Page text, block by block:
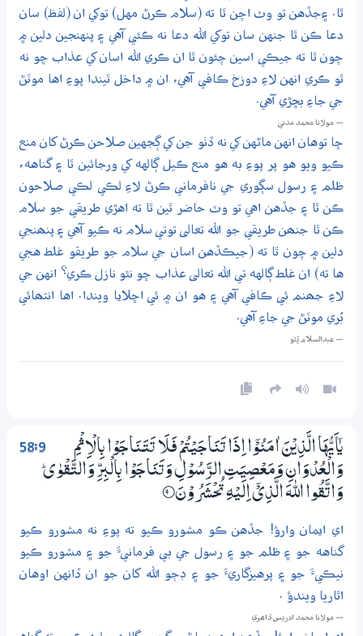
ٿا. ۽جڏهن تو وٽ اچن ٿا ته (سلام ڪرڻ مهل) توکي ان (لفظ) سان
دعا ڪن ٿا جنهن سان توکي الله دعا نه ڪئي آهي ۽ پنهنجين دلين ۾
چون ٿا ته جيڪي اسين چئون ٿا ان ڪري الله اسان کي عذاب ڇو نه
ٿو ڪري انهن لاءِ دوزخ ڪافي آهي، ان ۾ داخل ٿيندا پوءِ اها موٽڻ
جي جاءِ بڇڙي آهي.
— مولانا محمد مدني
ڇا توهان انهن ماڻهن کي نه ڏٺو جن کي ڳجهين صلاحن ڪرڻ کان منع
ڪيو ويو هو پر پوءِ به هو منع ڪيل ڳالهه کي ورجائين ٿا ۽ گناهه،
ظلم ۽ رسول سڳوري جي نافرماني ڪرڻ لاءِ لڪي لڪي صلاحون
ڪن ٿا ۽ جڏهن اهي تو وٽ حاضر ٿين ٿا ته اهڙي طريقي جو سلام
ڪن ٿا جنھن طريقي جو الله تعالى توتي سلام نه ڪيو آهي ۽ پنھنجي
دلين ۾ چون ٿا ته (جيڪڏهن اسان جي سلام جو طريقو غلط هجي
ها ته) ان غلط ڳالهه تي الله تعالى عذاب ڇو نٿو نازل ڪري؟ انهن جي
لاءِ جھنم ئي ڪافي آهي ۽ هو ان ۾ ئي اڇلايا ويندا. اها انتھائي
بُري موٽڻ جي جاءِ آهي.
— عبدالسلام ڀُٽو
58:9
يٰٓاَيُّهَا الَّذِيْنَ اٰمَنُوْٓا اِذَا تَنَاجَيْتُمْ فَلَا تَتَـنَاجَوْا بِالْاِثْمِ
وَالْعُدْوَانِ وَمَعْصِيَتِ الرَّسُوْلِ وَتَنَاجَوْا بِالْبِرِّ وَالتَّقْوٰى ۭ
وَاتَّقُوا اللّٰهَ الَّذِيْٓ اِلَيْهِ تُحْشَرُوْنَ 9‏۝
اي ايمان وارؤ! جڏهن ڪو مشورو ڪيو ته پوءِ نه مشورو ڪيو
گناهه جو ۽ ظلم جو ۽ رسول جي بي فرمانيءَ جو ۽ مشورو ڪيو
نيڪيءَ جو ۽ پرهيزگاريءَ جو ۽ ڊڄو الله کان جو ان ڏانهن اوهان
اٿاريا ويندؤ .
— مولانا محمد ادريس ڏاھري